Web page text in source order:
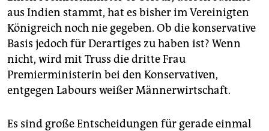
aus Indien stammt, hat es bisher im Vereinigten
Königreich noch nie gegeben. Ob die konservative
Basis jedoch für Derartiges zu haben ist? Wenn
nicht, wird mit Truss die dritte Frau
Premierministerin bei den Konservativen,
entgegen Labours weißer Männerwirtschaft.
Es sind große Entscheidungen für gerade einmal